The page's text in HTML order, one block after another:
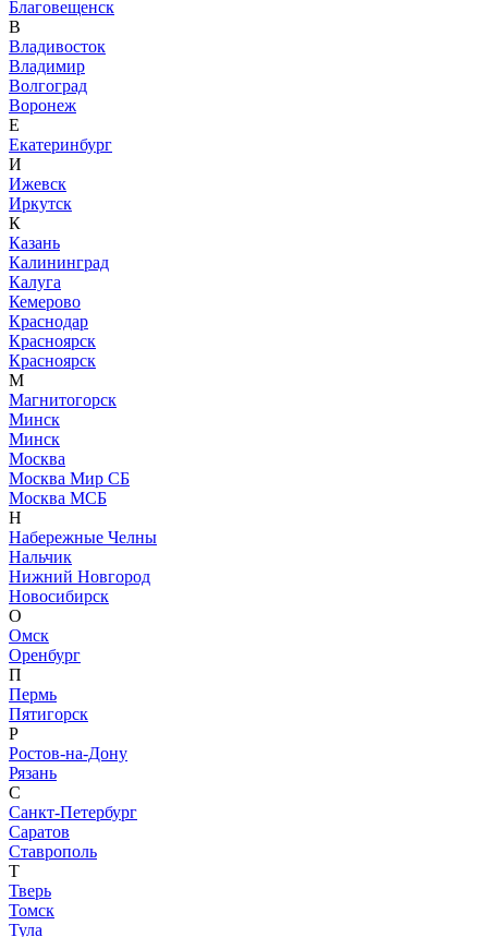
Благовещенск
В
Владивосток
Владимир
Волгоград
Воронеж
Е
Екатеринбург
И
Ижевск
Иркутск
К
Казань
Калининград
Калуга
Кемерово
Краснодар
Красноярск
Красноярск
М
Магнитогорск
Минск
Минск
Москва
Москва Мир СБ
Москва МСБ
Н
Набережные Челны
Нальчик
Нижний Новгород
Новосибирск
О
Омск
Оренбург
П
Пермь
Пятигорск
Р
Ростов-на-Дону
Рязань
С
Санкт-Петербург
Саратов
Ставрополь
Т
Тверь
Томск
Тула